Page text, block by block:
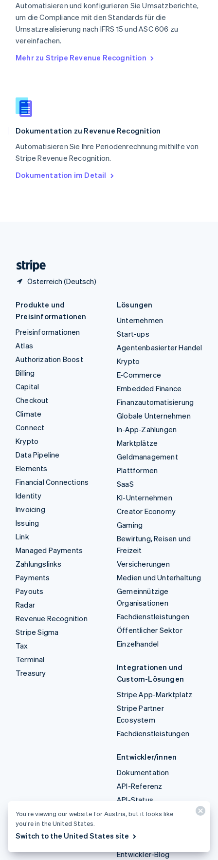
Automatisieren und konfigurieren Sie Umsatzberichte,
um die Compliance mit den Standards für die
Umsatzrealisierung nach IFRS 15 und ASC 606 zu
vereinfachen.
Mehr zu Stripe Revenue Recognition
Dokumentation zu Revenue Recognition
Automatisieren Sie Ihre Periodenrechnung mithilfe von
Stripe Revenue Recognition.
Dokumentation im Detail
Österreich (Deutsch)
DeutschFrançaisItalianoEnglish
Singapur
English 简体中文
Slowakei
Slowenien
English
Spanien
Thailand
Tschechische Republik
English
English
Produkte und
Preisinformationen
Preisinformationen
Atlas
Authorization Boost
Billing
Capital
Checkout
Climate
Connect
Krypto
Data Pipeline
Elements
Financial Connections
Identity
Invoicing
Issuing
Link
Managed Payments
Zahlungslinks
Payments
Payouts
Radar
Revenue Recognition
Stripe Sigma
Tax
Terminal
Treasury
Lösungen
Unternehmen
Start-ups
Agentenbasierter Handel
Krypto
E-Commerce
Embedded Finance
Finanzautomatisierung
Globale Unternehmen
In-App-Zahlungen
Marktplätze
Geldmanagement
Plattformen
SaaS
KI-Unternehmen
Creator Economy
Gaming
Bewirtung, Reisen und
Freizeit
Versicherungen
Medien und Unterhaltung
Gemeinnützige
Organisationen
Fachdienstleistungen
Öffentlicher Sektor
Einzelhandel
Integrationen und
Custom-Lösungen
Stripe App-Marktplatz
Stripe Partner
Ecosystem
Fachdienstleistungen
Entwickler/innen
Dokumentation
API-Referenz
API-Status
API-Änderungsprotokoll
Stripe Projects
Entwickler-Blog
You’re viewing our website for Austria, but it looks like
you’re in the United States.
Switch to the United States site